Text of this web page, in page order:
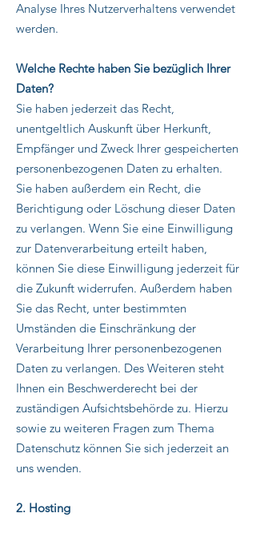
Analyse Ihres Nutzerverhaltens verwendet
werden.
Welche Rechte haben Sie bezüglich Ihrer
Daten?
Sie haben jederzeit das Recht,
unentgeltlich Auskunft über Herkunft,
Empfänger und Zweck Ihrer gespeicherten
personenbezogenen Daten zu erhalten.
Sie haben außerdem ein Recht, die
Berichtigung oder Löschung dieser Daten
zu verlangen. Wenn Sie eine Einwilligung
zur Datenverarbeitung erteilt haben,
können Sie diese Einwilligung jederzeit für
die Zukunft widerrufen. Außerdem haben
Sie das Recht, unter bestimmten
Umständen die Einschränkung der
Verarbeitung Ihrer personenbezogenen
Daten zu verlangen. Des Weiteren steht
Ihnen ein Beschwerderecht bei der
zuständigen Aufsichtsbehörde zu. Hierzu
sowie zu weiteren Fragen zum Thema
Datenschutz können Sie sich jederzeit an
uns wenden.
2. Hosting